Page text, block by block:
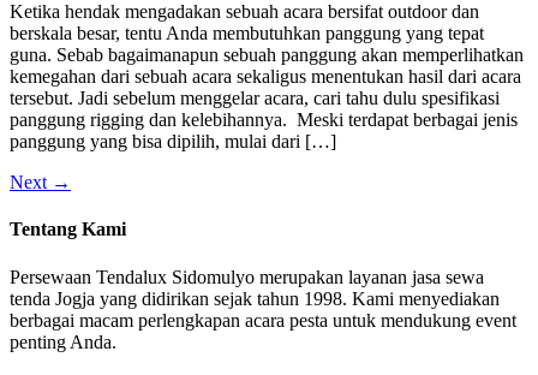
Ketika hendak mengadakan sebuah acara bersifat outdoor dan
berskala besar, tentu Anda membutuhkan panggung yang tepat
guna. Sebab bagaimanapun sebuah panggung akan memperlihatkan
kemegahan dari sebuah acara sekaligus menentukan hasil dari acara
tersebut. Jadi sebelum menggelar acara, cari tahu dulu spesifikasi
panggung rigging dan kelebihannya. Meski terdapat berbagai jenis
panggung yang bisa dipilih, mulai dari […]
Next →
Tentang Kami
Persewaan Tendalux Sidomulyo merupakan layanan jasa sewa
tenda Jogja yang didirikan sejak tahun 1998. Kami menyediakan
berbagai macam perlengkapan acara pesta untuk mendukung event
penting Anda.